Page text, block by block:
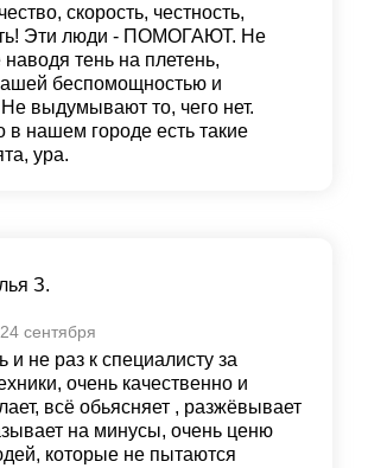
скорость, честность,
Эти люди - ПОМОГАЮТ. Не
тень на плетень,
беспомощностью и
выдумывают то, чего нет.
в нашем городе есть такие
ура.
З.
24 сентября
не раз к специалисту за
очень качественно и
всё обьясняет , разжёвывает
на минусы, очень ценю
которые не пытаются